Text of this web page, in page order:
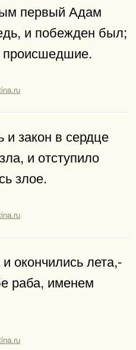
первый Адам
и побежден был;
происшедшие.
закон в сердце
и отступило
злое.
окончились лета,-
раба, именем